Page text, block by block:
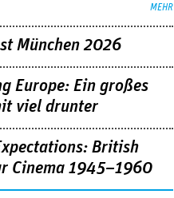
MEHR
München 2026
Europe: Ein großes
viel drunter
British
Cinema 1945–1960